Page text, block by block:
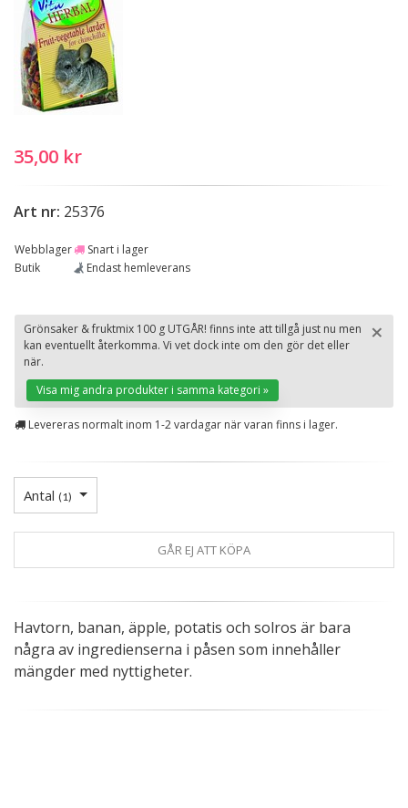
35,00 kr
Art nr: 25376
Webblager
Snart i lager
Butik
Endast hemleverans
×
Grönsaker & fruktmix 100 g UTGÅR! finns inte att tillgå just nu men
kan eventuellt återkomma. Vi vet dock inte om den gör det eller
när.
Visa mig andra produkter i samma kategori »
Levereras normalt inom 1-2 vardagar när varan finns i lager.
Antal (1)
GÅR EJ ATT KÖPA
Havtorn, banan, äpple, potatis och solros är bara
några av ingredienserna i påsen som innehåller
mängder med nyttigheter.